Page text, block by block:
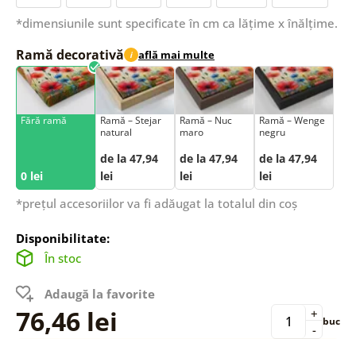
*dimensiunile sunt specificate în cm ca lățime x înălțime.
Ramă decorativă i află mai multe
Fără ramă
0 lei
Ramă – Stejar
natural
de la 47,94
lei
Ramă – Nuc
maro
de la 47,94
lei
Ramă – Wenge
negru
de la 47,94
lei
*prețul accesoriilor va fi adăugat la totalul din coș
Disponibilitate:
În stoc
Adaugă la favorite
76,46 lei -
+ buc